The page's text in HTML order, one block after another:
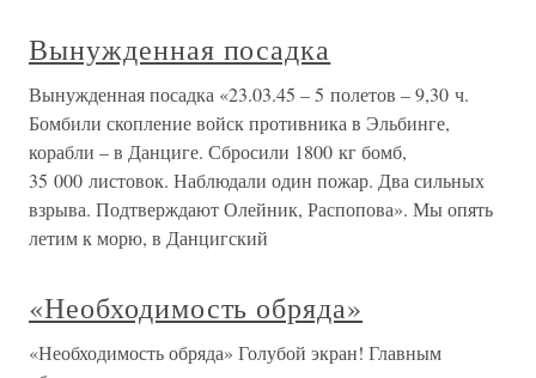
Вынужденная посадка
Вынужденная посадка «23.03.45 – 5 полетов – 9,30 ч.
Бомбили скопление войск противника в Эльбинге,
корабли – в Данциге. Сбросили 1800 кг бомб,
35 000 листовок. Наблюдали один пожар. Два сильных
взрыва. Подтверждают Олейник, Распопова». Мы опять
летим к морю, в Данцигский
«Необходимость обряда»
«Необходимость обряда» Голубой экран! Главным